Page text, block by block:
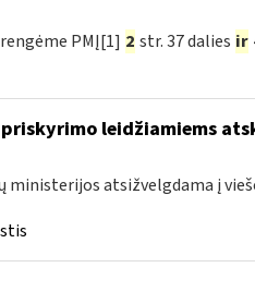
PMĮ[1] 2 str. 37 dalies ir
leidžiamiems
ministerijos atsižvelgdama į